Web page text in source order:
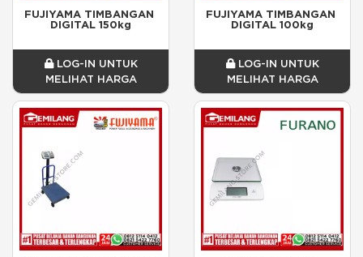
FUJIYAMA TIMBANGAN
DIGITAL 150kg
LOG-IN UNTUK
MELIHAT HARGA
FUJIYAMA TIMBANGAN
DIGITAL 100kg
LOG-IN UNTUK
MELIHAT HARGA